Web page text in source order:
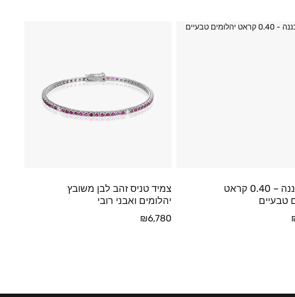
עגילי בננה – 0.40 קראט
טבעיים
צמיד טניס זהב לבן משובץ
יהלומים ואבני רובי
₪6,780